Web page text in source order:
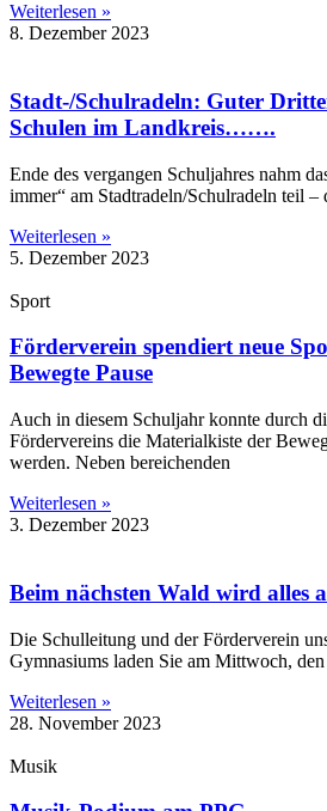
Weiterlesen »
8. Dezember 2023
Stadt-/Schulradeln: Guter
Schulen im Landkreis…….
Ende des vergangen Schuljahres nahm
immer“ am Stadtradeln/Schulradeln teil
Weiterlesen »
5. Dezember 2023
Sport
Förderverein spendiert neue
Bewegte Pause
Auch in diesem Schuljahr konnte durch
Fördervereins die Materialkiste der
werden. Neben bereichenden
Weiterlesen »
3. Dezember 2023
Beim nächsten Wald wird alles
Die Schulleitung und der Förderverein
Gymnasiums laden Sie am Mittwoch,
Weiterlesen »
28. November 2023
Musik